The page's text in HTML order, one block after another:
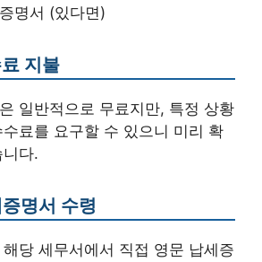
명서 (있다면)
지불
일반적으로 무료지만, 특정 상황
료를 요구할 수 있으니 미리 확
다.
명서 수령
당 세무서에서 직접 영문 납세증